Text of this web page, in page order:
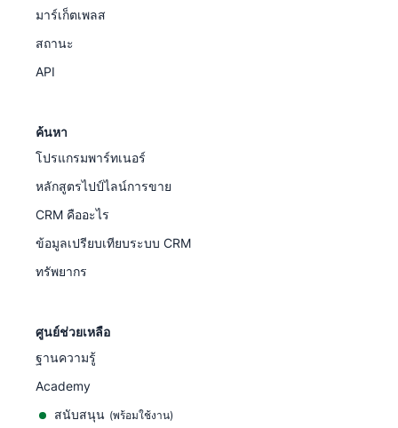
มาร์เก็ตเพลส
สถานะ
API
ค้นหา
โปรแกรมพาร์ทเนอร์
หลักสูตรไปป์ไลน์การขาย
CRM คืออะไร
ข้อมูลเปรียบเทียบระบบ CRM
ทรัพยากร
ศูนย์ช่วยเหลือ
ฐานความรู้
Academy
สนับสนุน (พร้อมใช้งาน)